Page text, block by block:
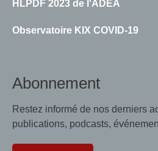
HLPDF 2023 de l'ADEA
Observatoire KIX COVID-19
Abonnement
Restez informé de nos derniers
publications, podcasts,